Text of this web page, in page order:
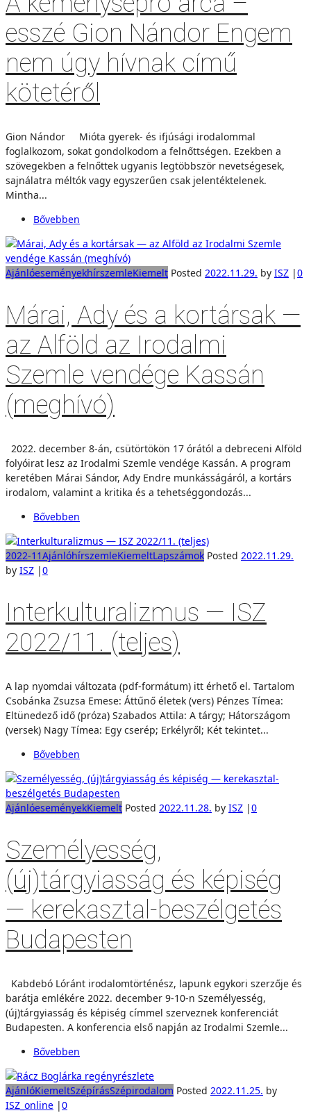
esszé Gion Nándor Engem
nem úgy hívnak című
kötetéről
Gion Nándor Mióta gyerek- és ifjúsági irodalommal
foglalkozom, sokat gondolkodom a felnőttségen. Ezekben a
szövegekben a felnőttek ugyanis legtöbbször nevetségesek,
sajnálatra méltók vagy egyszerűen csak jelentéktelenek.
Mintha...
Bővebben
AjánlóeseményekhírszemleKiemelt Posted 2022.11.29. by ISZ |0
Márai, Ady és a kortársak —
az Alföld az Irodalmi
Szemle vendége Kassán
(meghívó)
2022. december 8-án, csütörtökön 17 órától a debreceni Alföld
folyóirat lesz az Irodalmi Szemle vendége Kassán. A program
keretében Márai Sándor, Ady Endre munkásságáról, a kortárs
irodalom, valamint a kritika és a tehetséggondozás...
Bővebben
2022-11AjánlóhírszemleKiemeltLapszámok Posted 2022.11.29.
by ISZ |0
Interkulturalizmus — ISZ
2022/11. (teljes)
A lap nyomdai változata (pdf-formátum) itt érhető el. Tartalom
Csobánka Zsuzsa Emese: Áttűnő életek (vers) Pénzes Tímea:
Eltünedező idő (próza) Szabados Attila: A tárgy; Hátországom
(versek) Nagy Tímea: Egy cserép; Erkélyről; Két tekintet...
Bővebben
AjánlóeseményekKiemelt Posted 2022.11.28. by ISZ |0
Személyesség,
(új)tárgyiasság és képiség
— kerekasztal-beszélgetés
Budapesten
Kabdebó Lóránt irodalomtörténész, lapunk egykori szerzője és
barátja emlékére 2022. december 9-10-n Személyesség,
(új)tárgyiasság és képiség címmel szerveznek konferenciát
Budapesten. A konferencia első napján az Irodalmi Szemle...
Bővebben
AjánlóKiemeltSzépírásSzépirodalom Posted 2022.11.25. by
ISZ_online |0